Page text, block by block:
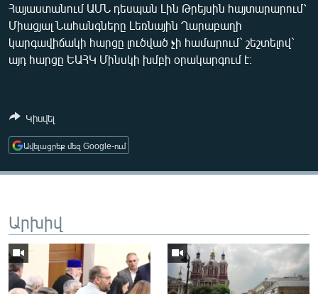
ԿՈՐՈՆԱՎԻՐՈՒՍ
ԱՐԽԻՎ
ՏԵՍԱՆՅՈՒԹԵՐ
ՁԳՏԵԼՈՎ ԼԱՎԱԳՈՒՅՆԻՆ
ՓՈԴՔԱՍԹ
Հայերեն
Русский
ՀԵՏԵՎԵՔ ՄԵԶ
Հայաստանում ԱՄՆ դեսպան Լին Թրեյսին հայտարարում՝
Միացյալ Նահանգները Լեռնային Ղարաբաղի
կարգավիճակի հարցը լուծված չի համարում` շեշտելով`
այդ հարցը ԵԱՀԿ Մինսկի խմբի օրակարգում է։
Կիսվել
Ավելացրեք մեզ Google-ում
Արխիվ